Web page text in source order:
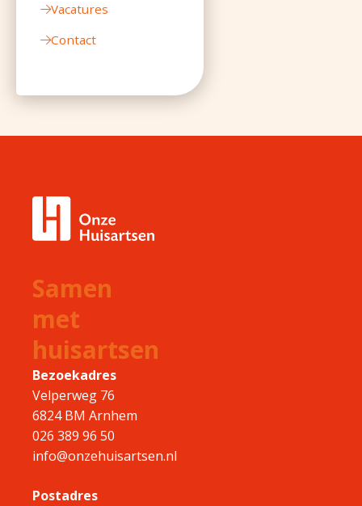
Vacatures
Contact
Samen
met
huisartsen
Bezoekadres
Velperweg 76
6824 BM Arnhem
026 389 96 50
info@onzehuisartsen.nl
Postadres